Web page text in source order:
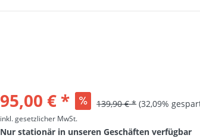
95,00 € * 139,90 € * (32,09%
inkl. gesetzlicher MwSt.
Nur stationär in unseren Geschäften verfügbar